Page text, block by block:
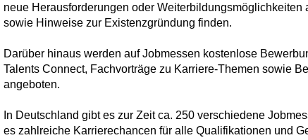
neue Herausforderungen oder Weiterbildungsmöglichkeiten
sowie Hinweise zur Existenzgründung finden.
Darüber hinaus werden auf Jobmessen kostenlose
Talents Connect, Fachvorträge zu Karriere-Themen sowie
angeboten.
In Deutschland gibt es zur Zeit ca. 250 verschiedene
es zahlreiche Karrierechancen für alle Qualifikationen und